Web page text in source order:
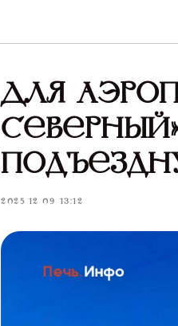
Для
2025-12-09 13:12